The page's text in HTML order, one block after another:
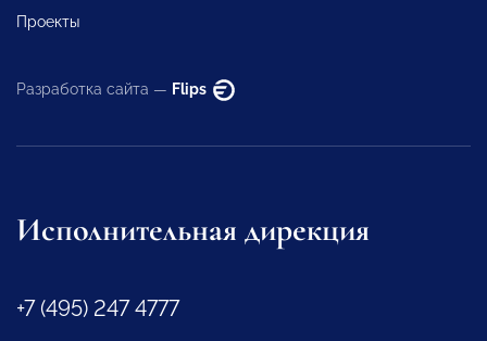
Проекты
Разработка сайта — Flips
Исполнительная дирекция
+7 (495) 247 4777